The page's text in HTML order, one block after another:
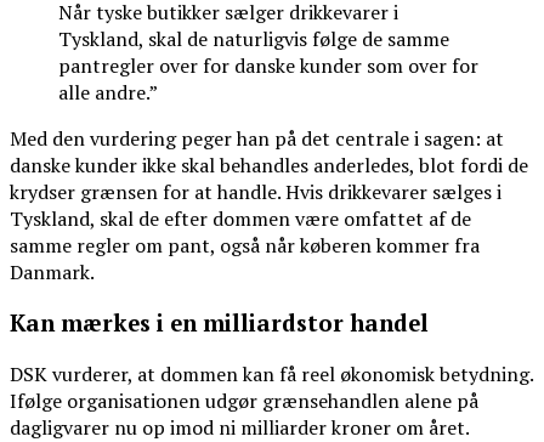
Når tyske butikker sælger drikkevarer i
Tyskland, skal de naturligvis følge de samme
pantregler over for danske kunder som over for
alle andre.”
Med den vurdering peger han på det centrale i sagen: at
danske kunder ikke skal behandles anderledes, blot fordi de
krydser grænsen for at handle. Hvis drikkevarer sælges i
Tyskland, skal de efter dommen være omfattet af de
samme regler om pant, også når køberen kommer fra
Danmark.
Kan mærkes i en milliardstor handel
DSK vurderer, at dommen kan få reel økonomisk betydning.
Ifølge organisationen udgør grænsehandlen alene på
dagligvarer nu op imod ni milliarder kroner om året.